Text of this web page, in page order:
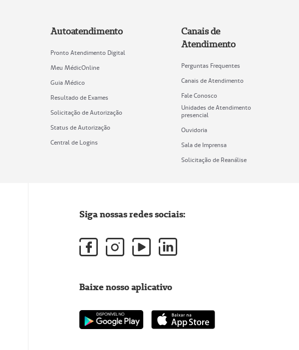
Autoatendimento
Pronto Atendimento Digital
Meu MédicOnline
Guia Médico
Resultado de Exames
Solicitação de Autorização
Status de Autorização
Central de Logins
Canais de
Atendimento
Perguntas Frequentes
Canais de Atendimento
Fale Conosco
Unidades de Atendimento
presencial
Ouvidoria
Sala de Imprensa
Solicitação de Reanálise
Siga nossas redes sociais:
Baixe nosso aplicativo